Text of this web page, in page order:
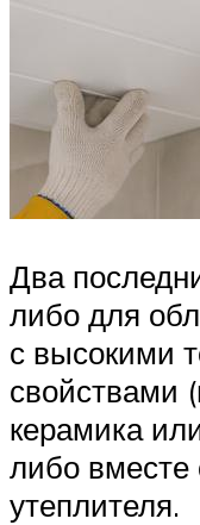
Два
либо для
с высокими
свойствами
керамика
либо
утеплителя.